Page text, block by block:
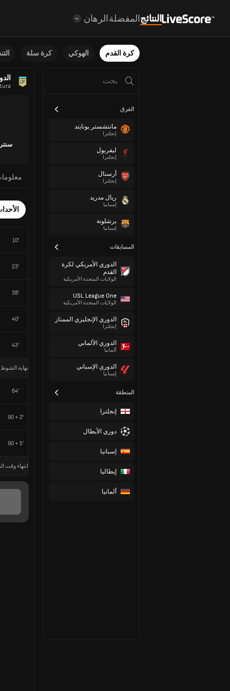
النتائجالمفضلةالرهان
كرة القدم الهوكي كرة سلة
الفرق
مانتشستر يونايتد
إنجلترا
ليفربول
إنجلترا
أرسنال
إنجلترا
ريال مدريد
إسبانيا
برشلونة
إسبانيا
المسابقات
الدوري الأمريكي لكرة
القدم
الولايات المتحدة الأمريكية
USL League One
الولايات المتحدة الأمريكية
الدوري الإنجليزي الممتاز
إنجلترا
الدوري الألماني
ألمانيا
الدوري الإسباني
إسبانيا
المنطقة
إنجلترا
دوري الأبطال
إسبانيا
إيطاليا
ألمانيا
10'
23'
38'
40'
43'
نهاية الشوط
64'
90 + 2'
90 + 5'
انتهاء وقت